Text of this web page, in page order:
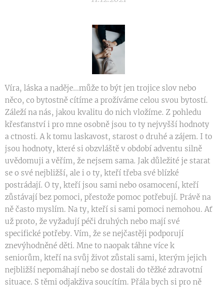
Víra, láska a naděje...může to být jen trojice slov nebo
něco, co bytostně cítíme a prožíváme celou svou bytostí.
Záleží na nás, jakou kvalitu do nich vložíme. Z pohledu
křesťanství i pro mne osobně jsou to ty nejvyšší hodnoty
a ctnosti. A k tomu laskavost, starost o druhé a zájem. I to
jsou hodnoty, které si obzvláště v období adventu silně
uvědomuji a věřím, že nejsem sama. Jak důležité je starat
se o své nejbližší, ale i o ty, kteří třeba své blízké
postrádají. O ty, kteří jsou sami nebo osamocení, kteří
zůstávají bez pomoci, přestože pomoc potřebují. Právě na
ně často myslím. Na ty, kteří si sami pomoci nemohou. Ať
už proto, že vyžadují péči druhých nebo mají své
specifické potřeby. Vím, že se nejčastěji podporují
znevýhodněné děti. Mne to naopak táhne více k
seniorům, kteří na svůj život zůstali sami, kterým jejich
nejbližší nepomáhají nebo se dostali do těžké zdravotní
situace. S těmi odjakživa soucítím. Přála bych si pro ně